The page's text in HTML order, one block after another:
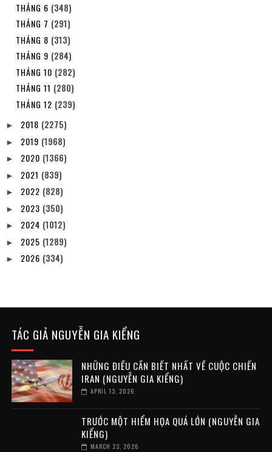
THÁNG 6 (348)
THÁNG 7 (291)
THÁNG 8 (313)
THÁNG 9 (284)
THÁNG 10 (282)
THÁNG 11 (280)
THÁNG 12 (239)
► 2018 (2275)
► 2019 (1968)
► 2020 (1366)
► 2021 (839)
► 2022 (828)
► 2023 (350)
► 2024 (1012)
► 2025 (1289)
► 2026 (334)
TÁC GIẢ NGUYỄN GIA KIỂNG
NHỮNG ĐIỀU CẦN BIẾT NHẤT VỀ CUỘC CHIẾN
IRAN (NGUYỄN GIA KIỂNG)
APRIL 13, 2026
TRƯỚC MỘT HIỂM HỌA QUÁ LỚN (NGUYỄN GIA
KIỂNG)
MARCH 23, 2026